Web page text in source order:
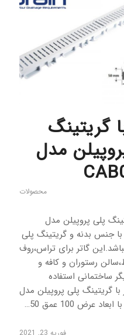
گریتینگ
مدل
محصولات
پلی پروپیلن مدل
CAB05PP با جنس بدنه و گریتینگ پلی
گاتر برای تراس،روف
رستوران و کافه و
ساختمانی استفاده
با گریتینگ پلی پروپیلن مدل
فوریه 23, 2021